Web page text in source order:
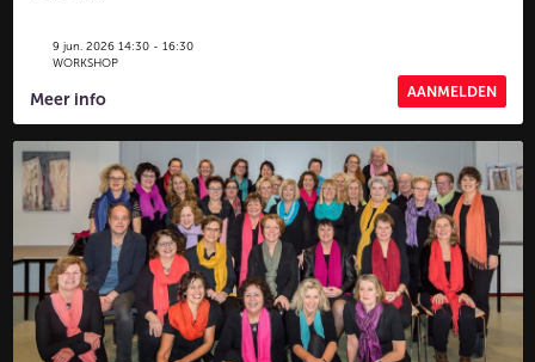
9 jun. 2026 14:30 - 16:30
WORKSHOP
Meer info AANMELDEN